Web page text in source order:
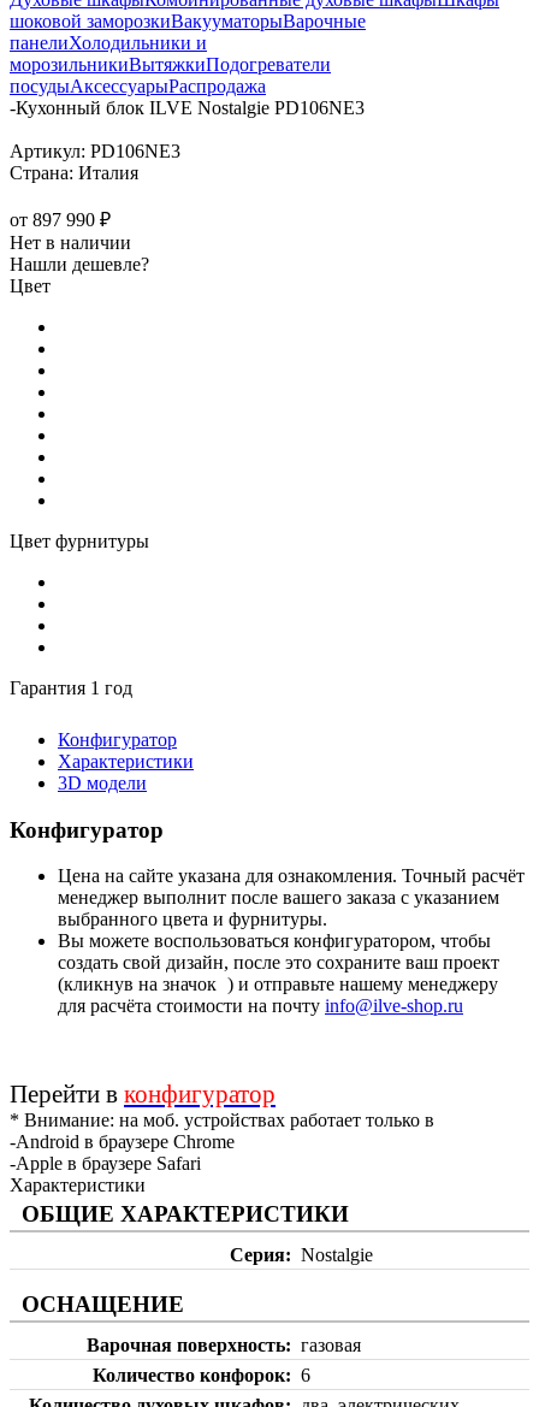
шоковой заморозкиВакууматорыВарочные
панелиХолодильники и
морозильникиВытяжкиПодогреватели
посудыАксессуарыРаспродажа
-Кухонный блок ILVE Nostalgie PD106NE3
Артикул: PD106NE3
Страна: Италия
от 897 990 ₽
Нет в наличии
Нашли дешевле?
Цвет
Цвет фурнитуры
Гарантия 1 год
Конфигуратор
Характеристики
3D модели
Конфигуратор
Цена на сайте указана для ознакомления. Точный расчёт
менеджер выполнит после вашего заказа с указанием
выбранного цвета и фурнитуры.
Вы можете воспользоваться конфигуратором, чтобы
создать свой дизайн, после это сохраните ваш проект
(кликнув на значок ) и отправьте нашему менеджеру
для расчёта стоимости на почту info@ilve-shop.ru
Перейти в конфигуратор
* Внимание: на моб. устройствах работает только в
-Android в браузере Chrome
-Apple в браузере Safari
Характеристики
ОБЩИЕ ХАРАКТЕРИСТИКИ
Серия Nostalgie
ОСНАЩЕНИЕ
Варочная поверхность
газовая
Количество конфорок
6